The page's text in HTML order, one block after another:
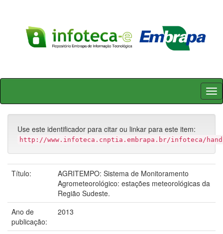
Skip
Use este identificador para citar ou linkar para este item:
http://www.infoteca.cnptia.embrapa.br/infoteca/
Título:
AGRITEMPO: Sistema de Monitoramento
Agrometeorológico: estações meteorológicas da
Região Sudeste.
Ano de
publicação:
2013